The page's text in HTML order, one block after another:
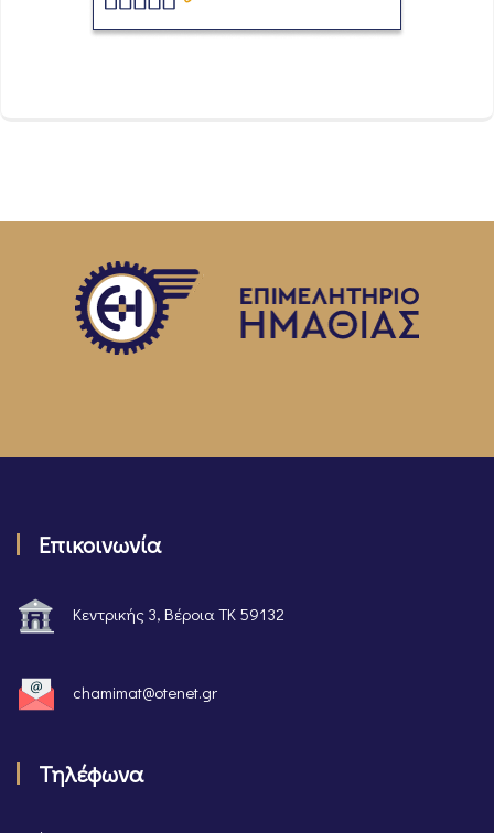
Επικοινωνία
Κεντρικής 3, Βέροια ΤΚ 59132
chamimat@otenet.gr
Τηλέφωνα